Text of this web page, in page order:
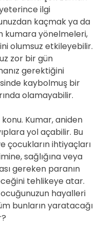
ilgi
kaçmak ya da
kumara yönelmeleri,
olumsuz etkileyebilir.
zor bir gün
gerektiğini
kaybolmuş bir
olamayabilir.
Kumar, aniden
yol açabilir. Bu
çocukların ihtiyaçları
sağlığına veya
gereken paranın
tehlikeye atar.
hayalleri
bunların yaratacağı